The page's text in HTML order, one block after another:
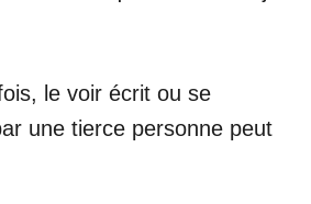
le voir écrit ou se
une tierce personne peut